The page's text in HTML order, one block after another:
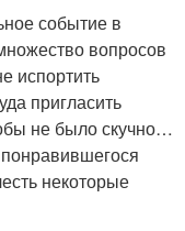
событие в
вопросов
испортить
пригласить
не было скучно…
некоторые